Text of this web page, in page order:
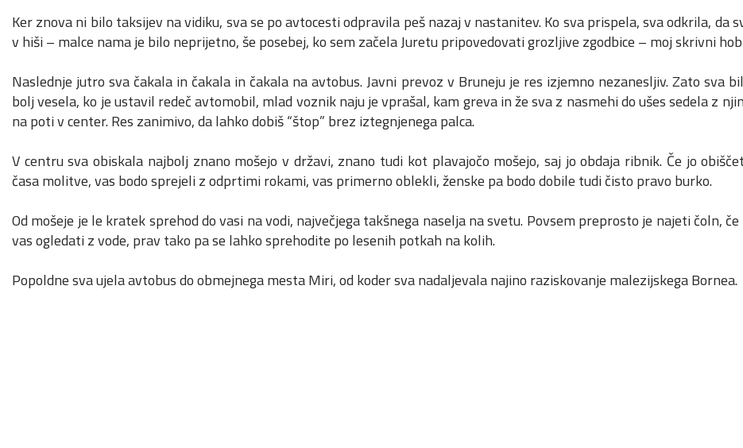
Ker znova ni bilo taksijev na vidiku, sva se po avtocesti odpravila peš nazaj v nastanitev. Ko sva prispela, sva odkrila, da
v hiši – malce nama je bilo neprijetno, še posebej, ko sem začela Juretu pripovedovati grozljive zgodbice – moj skrivni
Naslednje jutro sva čakala in čakala in čakala na avtobus. Javni prevoz v Bruneju je res izjemno nezanesljiv. Zato sva
bolj vesela, ko je ustavil redeč avtomobil, mlad voznik naju je vprašal, kam greva in že sva z nasmehi do ušes sedela z
na poti v center. Res zanimivo, da lahko dobiš “štop” brez iztegnjenega palca.
V centru sva obiskala najbolj znano mošejo v državi, znano tudi kot plavajočo mošejo, saj jo obdaja ribnik. Če jo
časa molitve, vas bodo sprejeli z odprtimi rokami, vas primerno oblekli, ženske pa bodo dobile tudi čisto pravo burko.
Od mošeje je le kratek sprehod do vasi na vodi, največjega takšnega naselja na svetu. Povsem preprosto je najeti čoln,
vas ogledati z vode, prav tako pa se lahko sprehodite po lesenih potkah na kolih.
Popoldne sva ujela avtobus do obmejnega mesta Miri, od koder sva nadaljevala najino raziskovanje malezijskega Bornea.